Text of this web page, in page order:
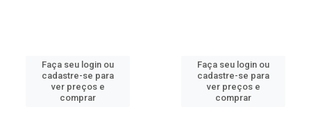
Faça seu login ou
cadastre-se para
ver preços e
comprar
Faça seu login ou
cadastre-se para
ver preços e
comprar